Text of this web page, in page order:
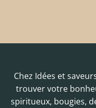
Chez Idées et
trouver votre
spiritueux, bougies,